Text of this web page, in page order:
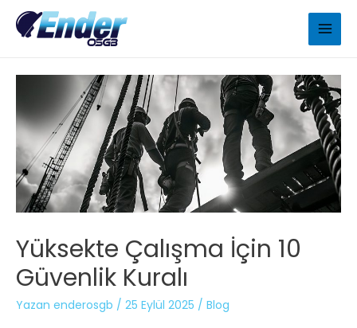
Yüksekte Çalışma İçin 10
Güvenlik Kuralı
Yazan enderosgb / 25 Eylül 2025 / Blog